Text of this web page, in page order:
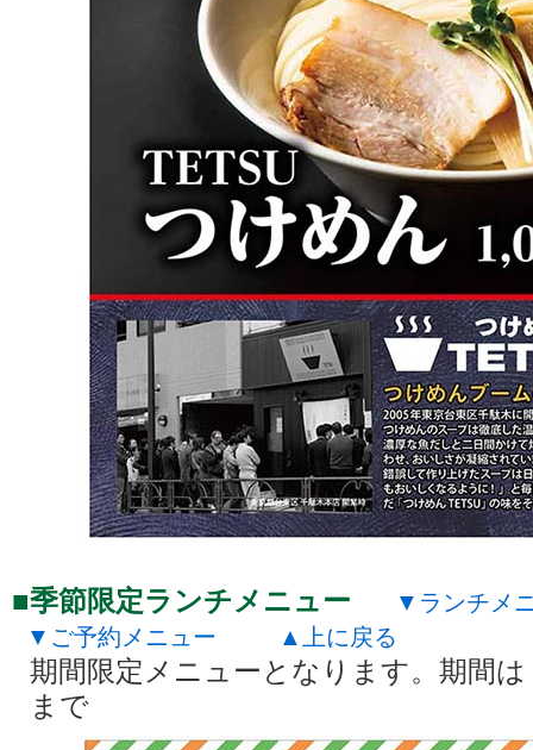
季節限定ランチメニュー
ランチメ
ご予約メニュー
上に戻る
期間限定メニューとなります。期間
まで